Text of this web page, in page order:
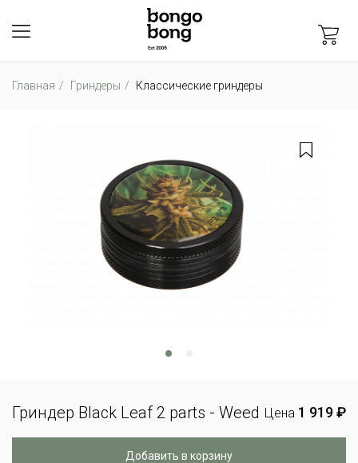
Главная Гриндеры Классические гриндеры
Гриндер Black Leaf 2 parts - Weed Цена 1 919 ₽
Добавить в корзину